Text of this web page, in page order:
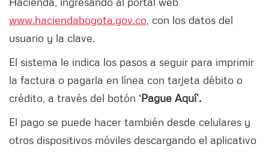
www.haciendabogota.gov.co , con los datos del
usuario y la clave.
El sistema le indica los pasos a seguir para imprimir
la factura o pagarla en línea con tarjeta débito o
crédito, a través del botón ‘Pague Aquí’.
El pago se puede hacer también desde celulares y
otros dispositivos móviles descargando el aplicativo